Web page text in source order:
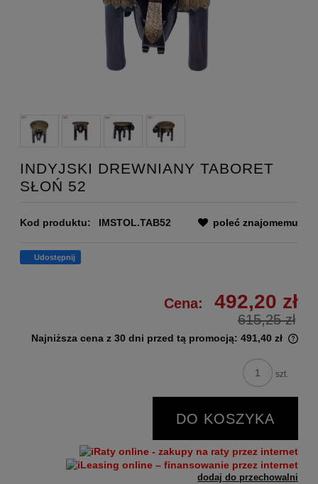
INDYJSKI DREWNIANY TABORET
SŁOŃ 52
Kod produktu: IMSTOL.TAB52 poleć znajomemu
Udostępnij
Cena: 492,20 zł
615,25 zł
Najniższa cena z 30 dni przed tą promocją: 491,40 zł
szt.
DO KOSZYKA
dodaj do przechowalni